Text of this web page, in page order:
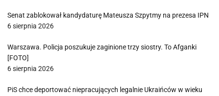
Senat zablokował kandydaturę Mateusza Szpytmy na prezesa IPN
6 sierpnia 2026
Warszawa. Policja poszukuje zaginione trzy siostry. To Afganki
[FOTO]
6 sierpnia 2026
PiS chce deportować niepracujących legalnie Ukraińców w wieku